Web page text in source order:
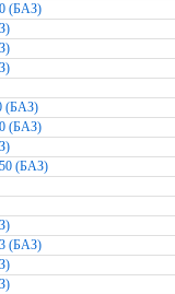
(БАЗ)
(БАЗ)
(БАЗ)
(БАЗ)
(БАЗ)